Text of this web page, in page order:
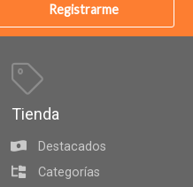
Registrarme
Tienda
Destacados
Categorías